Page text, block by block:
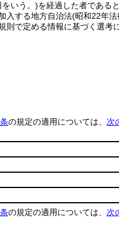
いう。)を経過した者である
入する地方自治法(昭和22年
で定める情報に基づく選考
の規定の適用については、 次
の規定の適用については、 次